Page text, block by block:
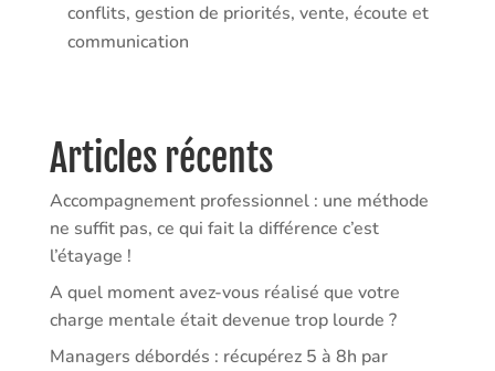
conflits, gestion de priorités, vente, écoute et
communication
Articles récents
Accompagnement professionnel : une méthode
ne suffit pas, ce qui fait la différence c’est
l’étayage !
A quel moment avez-vous réalisé que votre
charge mentale était devenue trop lourde ?
Managers débordés : récupérez 5 à 8h par